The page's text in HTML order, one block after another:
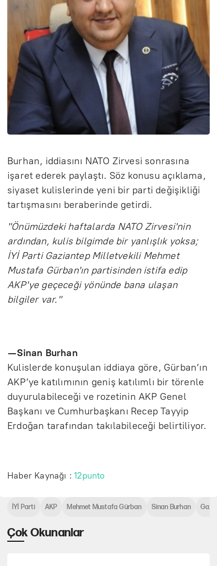
Burhan, iddiasını NATO Zirvesi sonrasına
işaret ederek paylaştı. Söz konusu açıklama,
siyaset kulislerinde yeni bir parti değişikliği
tartışmasını beraberinde getirdi.
"Önümüzdeki haftalarda NATO Zirvesi'nin
ardından, kulis bilgimde bir yanlışlık yoksa;
İYİ Parti Gaziantep Milletvekili Mehmet
Mustafa Gürban'ın partisinden istifa edip
AKP'ye geçeceği yönünde bana ulaşan
bilgiler var."
— Sinan Burhan
Kulislerde konuşulan iddiaya göre, Gürban’ın
AKP’ye katılımının geniş katılımlı bir törenle
duyurulabileceği ve rozetinin AKP Genel
Başkanı ve Cumhurbaşkanı Recep Tayyip
Erdoğan tarafından takılabileceği belirtiliyor.
Haber Kaynağı :12punto
Çok Okunanlar
İYİ Parti AKP Mehmet Mustafa Gürban Sinan Burhan